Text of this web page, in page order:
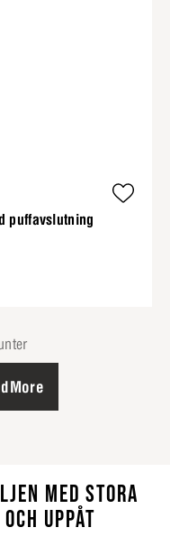
puffavslutning
MED STORA
UPPÅT